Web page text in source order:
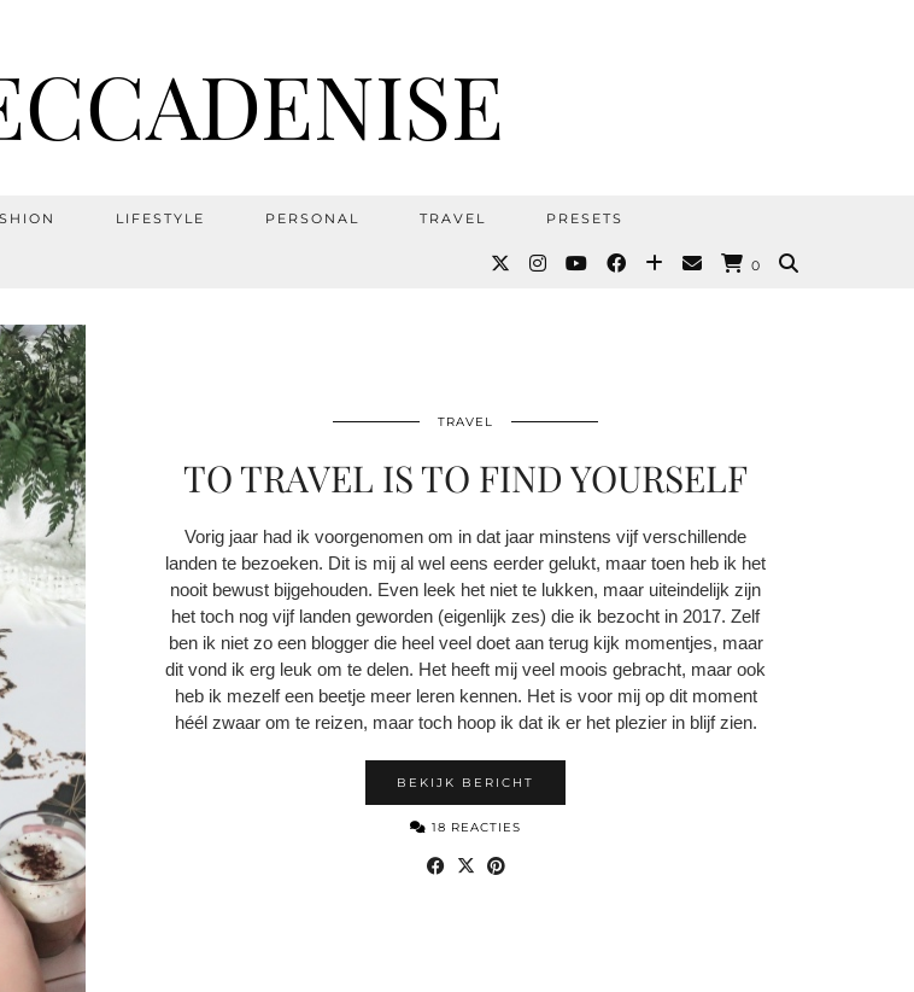
LIFESTYLE PERSONAL TRAVEL PRESETS
0
TRAVEL
TO TRAVEL IS TO FIND YOURSELF
Vorig jaar had ik voorgenomen om in dat jaar minstens vijf verschillende
landen te bezoeken. Dit is mij al wel eens eerder gelukt, maar toen heb ik het
nooit bewust bijgehouden. Even leek het niet te lukken, maar uiteindelijk zijn
het toch nog vijf landen geworden (eigenlijk zes) die ik bezocht in 2017. Zelf
ben ik niet zo een blogger die heel veel doet aan terug kijk momentjes, maar
dit vond ik erg leuk om te delen. Het heeft mij veel moois gebracht, maar ook
heb ik mezelf een beetje meer leren kennen. Het is voor mij op dit moment
héél zwaar om te reizen, maar toch hoop ik dat ik er het plezier in blijf zien.
BEKIJK BERICHT
18 REACTIES